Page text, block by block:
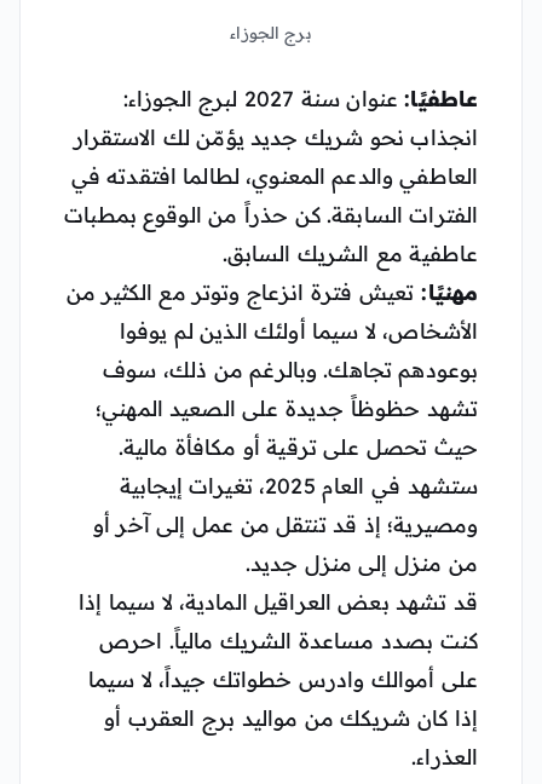
برج الجوزاء
عاطفيًا:
عنوان سنة 2027 لبرج الجوزاء:
انجذاب نحو شريك جديد يؤمّن لك الاستقرار
العاطفي والدعم المعنوي، لطالما افتقدته في
الفترات السابقة. كن حذراً من الوقوع بمطبات
عاطفية مع الشريك السابق.
مهنيًا: تعيش فترة انزعاج وتوتر مع الكثير من
الأشخاص، لا سيما أولئك الذين لم يوفوا
بوعودهم تجاهك. وبالرغم من ذلك، سوف
تشهد حظوظاً جديدة على الصعيد المهني؛
حيث تحصل على ترقية أو مكافأة مالية.
ستشهد في العام 2025، تغيرات إيجابية
ومصيرية؛ إذ قد تنتقل من عمل إلى آخر أو
من منزل إلى منزل جديد.
قد تشهد بعض العراقيل المادية، لا سيما إذا
كنت بصدد مساعدة الشريك مالياً. احرص
على أموالك وادرس خطواتك جيداً، لا سيما
إذا كان شريكك من مواليد برج العقرب أو
العذراء.